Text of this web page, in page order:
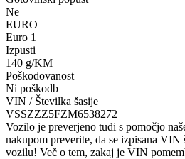
Ne
EURO
Euro 1
Izpusti
140 g/KM
Poškodovanost
Ni poškodb
VIN / Številka šasije
VSSZZZ5FZM6538272
Vozilo je preverjeno tudi s pomočjo
nakupom preverite, da se izpisana VIN
vozilu! Več o tem, zakaj je VIN